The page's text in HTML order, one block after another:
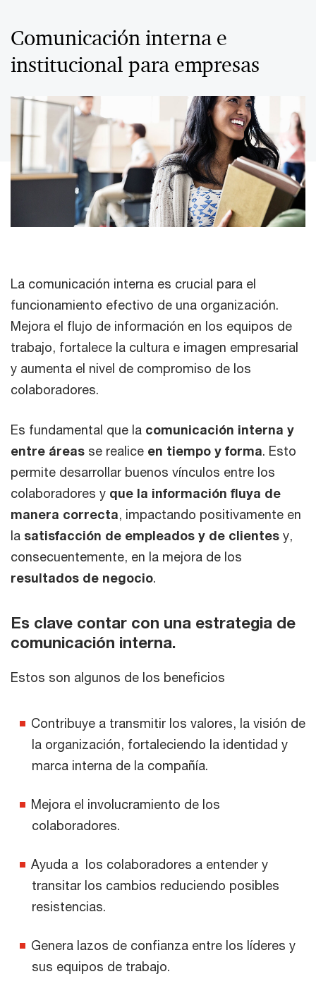
Comunicación interna e
institucional para empresas
La comunicación interna es crucial para el
funcionamiento efectivo de una organización.
Mejora el flujo de información en los equipos de
trabajo, fortalece la cultura e imagen empresarial
y aumenta el nivel de compromiso de los
colaboradores.
Es fundamental que la comunicación interna y
entre áreas se realice en tiempo y forma. Esto
permite desarrollar buenos vínculos entre los
colaboradores y que la información fluya de
manera correcta, impactando positivamente en
la satisfacción de empleados y de clientes y,
consecuentemente, en la mejora de los
resultados de negocio.
Es clave contar con una estrategia de
comunicación interna.
Estos son algunos de los beneficios
Contribuye a transmitir los valores, la visión de
la organización, fortaleciendo la identidad y
marca interna de la compañía.
Mejora el involucramiento de los
colaboradores.
Ayuda a los colaboradores a entender y
transitar los cambios reduciendo posibles
resistencias.
Genera lazos de confianza entre los líderes y
sus equipos de trabajo.